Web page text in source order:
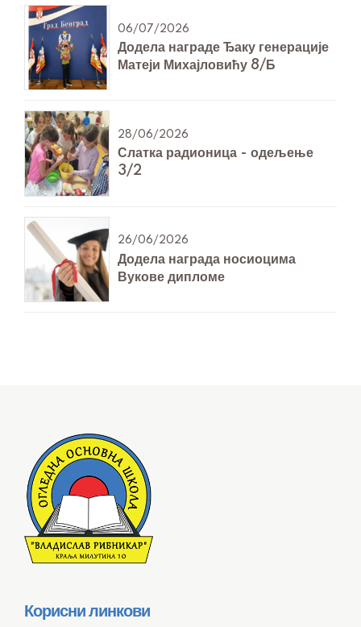
06/07/2026
Додела награде Ђаку генерације
Матеји Михајловићу 8/Б
28/06/2026
Слатка радионица - одељење
3/2
26/06/2026
Додела награда носиоцима
Вукове дипломе
Корисни линкови